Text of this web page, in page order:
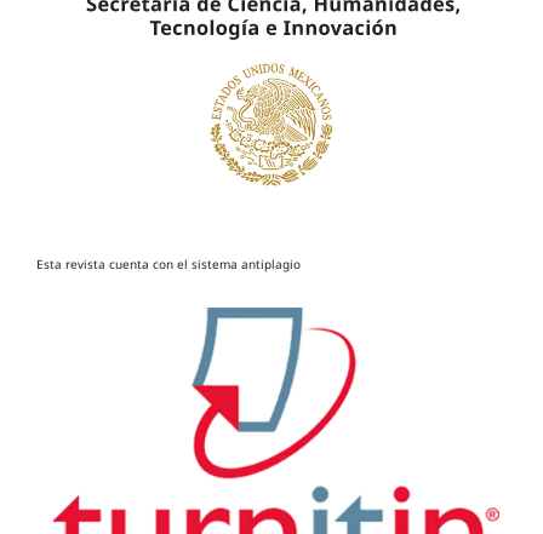
Esta revista cuenta con el sistema antiplagio